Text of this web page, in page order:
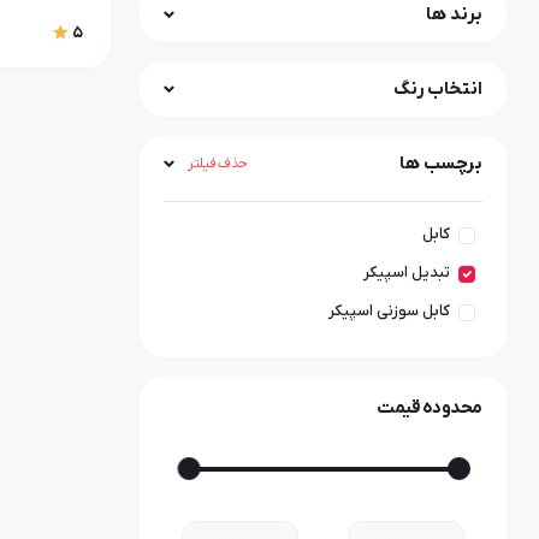
برند ها
انتخاب رنگ
برچسب ها حذف فیلتر
کابل
تبدیل اسپیکر
کابل سوزنی اسپیکر
محدوده قیمت
5